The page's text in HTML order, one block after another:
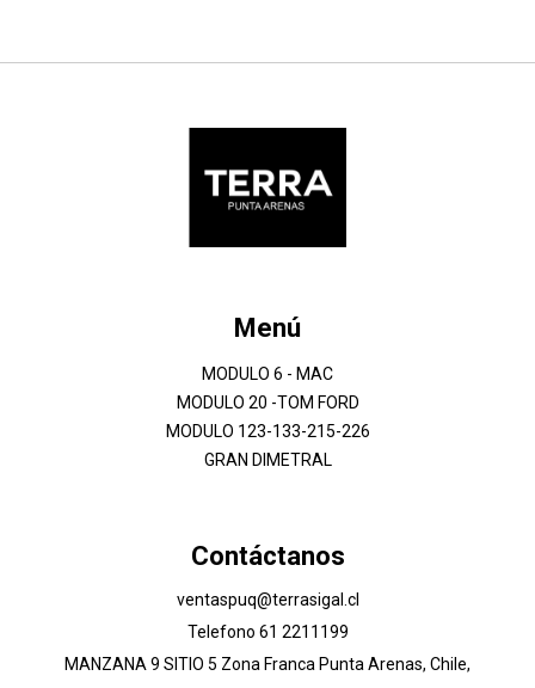
Menú
MODULO 6 - MAC
MODULO 20 -TOM FORD
MODULO 123-133-215-226
GRAN DIMETRAL
Contáctanos
ventaspuq@terrasigal.cl
Telefono 61 2211199
MANZANA 9 SITIO 5 Zona Franca Punta Arenas, Chile,